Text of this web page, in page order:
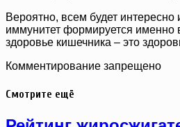
Вероятно, всем будет интересно
иммунитет формируется именно
здоровье кишечника – это
Комментирование запрещено
Смотрите ещё